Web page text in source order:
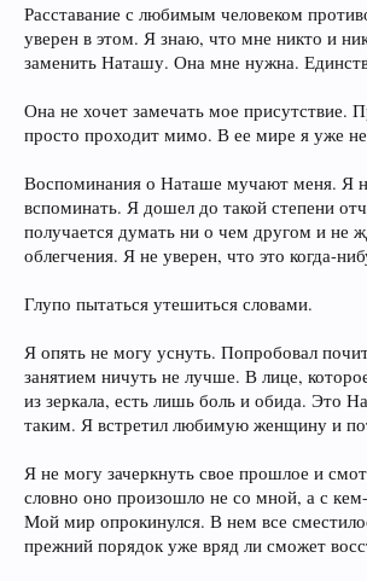
Расставание с любимым человеком
уверен в этом. Я знаю, что мне никто и
заменить Наташу. Она мне нужна.
Она не хочет замечать мое присутствие.
просто проходит мимо. В ее мире я уже
Воспоминания о Наташе мучают меня. Я
вспоминать. Я дошел до такой степени
получается думать ни о чем другом и не
облегчения. Я не уверен, что это когда-
Глупо пытаться утешиться словами.
Я опять не могу уснуть. Попробовал
занятием ничуть не лучше. В лице,
из зеркала, есть лишь боль и обида. Это
таким. Я встретил любимую женщину и
Я не могу зачеркнуть свое прошлое и
словно оно произошло не со мной, а с
Мой мир опрокинулся. В нем все
прежний порядок уже вряд ли сможет